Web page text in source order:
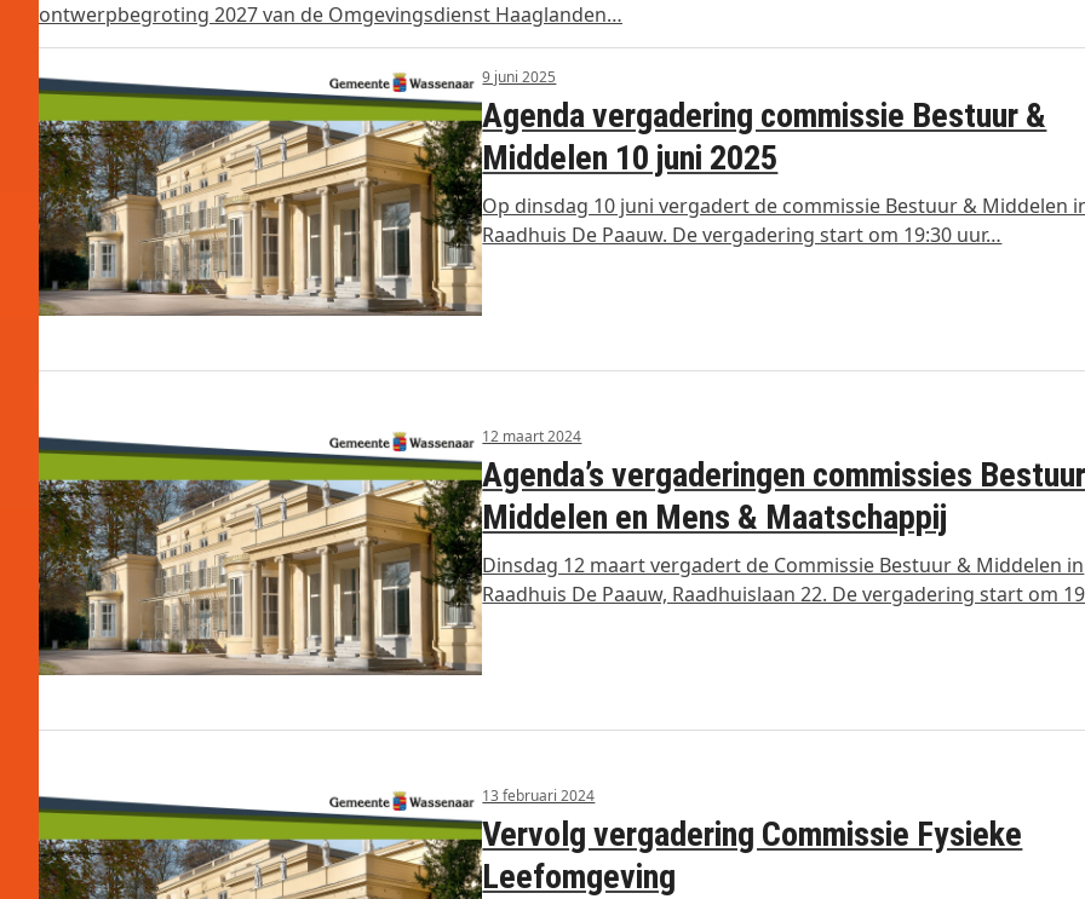
ontwerpbegroting 2027 van de Omgevingsdienst Haaglanden…
9 juni 2025
Agenda vergadering commissie Bestuur &
Middelen 10 juni 2025
Op dinsdag 10 juni vergadert de commissie Bestuur & Middelen
Raadhuis De Paauw. De vergadering start om 19:30 uur…
12 maart 2024
Agenda’s vergaderingen commissies
Middelen en Mens & Maatschappij
Dinsdag 12 maart vergadert de Commissie Bestuur & Middelen in
Raadhuis De Paauw, Raadhuislaan 22. De vergadering start om
13 februari 2024
Vervolg vergadering Commissie Fysieke
Leefomgeving